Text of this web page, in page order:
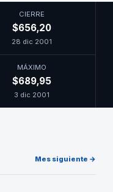
CIERRE
$656,20
28 dic 2001
MÁXIMO
$689,95
3 dic 2001
Mes siguiente →